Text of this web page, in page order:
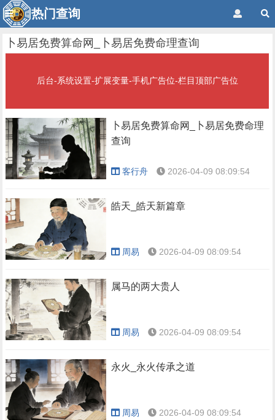
热门查询
卜易居免费算命网_卜易居免费命理查询
后台-系统设置-扩展变量-手机广告位-栏目顶部广告位
卜易居免费算命网_卜易居免费命理
查询
客行舟 2026-04-09 08:09:54
皓天_皓天新篇章
周易 2026-04-09 08:09:54
属马的两大贵人
周易 2026-04-09 08:09:54
永火_永火传承之道
周易 2026-04-09 08:09:54